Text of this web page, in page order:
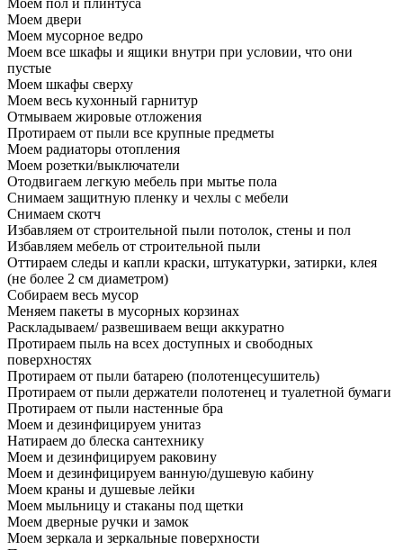
Моем пол и плинтуса
Моем двери
Моем мусорное ведро
Моем все шкафы и ящики внутри при условии, что они
пустые
Моем шкафы сверху
Моем весь кухонный гарнитур
Отмываем жировые отложения
Протираем от пыли все крупные предметы
Моем радиаторы отопления
Моем розетки/выключатели
Отодвигаем легкую мебель при мытье пола
Снимаем защитную пленку и чехлы с мебели
Снимаем скотч
Избавляем от строительной пыли потолок, стены и пол
Избавляем мебель от строительной пыли
Оттираем следы и капли краски, штукатурки, затирки, клея
(не более 2 см диаметром)
Собираем весь мусор
Меняем пакеты в мусорных корзинах
Раскладываем/ развешиваем вещи аккуратно
Протираем пыль на всех доступных и свободных
поверхностях
Протираем от пыли батарею (полотенцесушитель)
Протираем от пыли держатели полотенец и туалетной бумаги
Протираем от пыли настенные бра
Моем и дезинфицируем унитаз
Натираем до блеска сантехнику
Моем и дезинфицируем раковину
Моем и дезинфицируем ванную/душевую кабину
Моем краны и душевые лейки
Моем мыльницу и стаканы под щетки
Моем дверные ручки и замок
Моем зеркала и зеркальные поверхности